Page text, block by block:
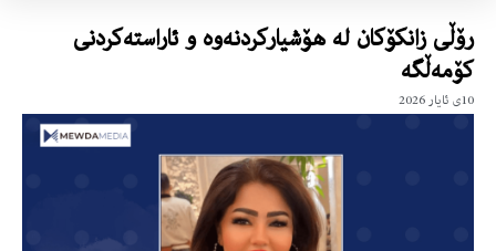
رۆڵی زانکۆکان لە هۆشیارکردنەوە و ئاراستەکردنی
کۆمەڵگە
10ی ئایار 2026